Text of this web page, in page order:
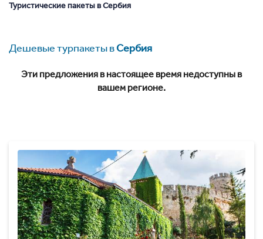
Туристические пакеты в Сербия
Дешевые турпакеты вСербия
Эти предложения в настоящее время недоступны в
вашем регионе.